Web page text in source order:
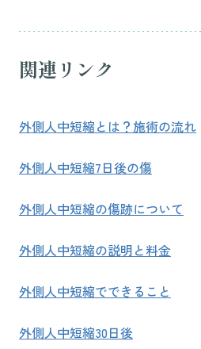
関連リンク
外側人中短縮とは？施術の流れ
外側人中短縮7日後の傷
外側人中短縮の傷跡について
外側人中短縮の説明と料金
外側人中短縮でできること
外側人中短縮30日後